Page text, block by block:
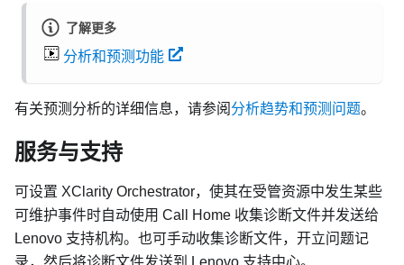
了解更多
分析和预测功能
有关预测分析的详细信息，请参阅 分析趋势和预测问题。
服务与支持
可设置 XClarity Orchestrator，使其在受管资源中发生某些
可维护事件时自动使用 Call Home 收集诊断文件并发送给
Lenovo 支持机构。也可手动收集诊断文件，开立问题记